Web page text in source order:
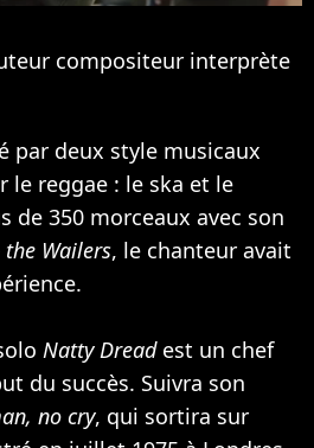
compositeur interprète
par deux style musicaux
le reggae : le ska et le
de 350 morceaux avec son
Wailers, le chanteur avait
Natty Dreadest un chef
du succès. Suivra son
no cry, qui sortira sur